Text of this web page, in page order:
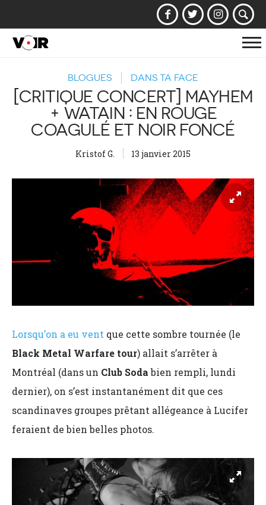
BLOGUES DANS TA FACE
[CRITIQUE CONCERT] MAYHEM
+ WATAIN : EN ROUGE
COAGULÉ ET NOIR FONCÉ
Kristof G. 13 janvier 2015
Lorsqu’on a eu vent que cette sombre tournée (le
Black Metal Warfare tour) allait s’arrêter à
Montréal (dans un Club Sodabien rempli, lundi
dernier), on s’est instantanément dit que ces
scandinaves groupes prêtant allégeance à Lucifer
feraient de bien belles photos.